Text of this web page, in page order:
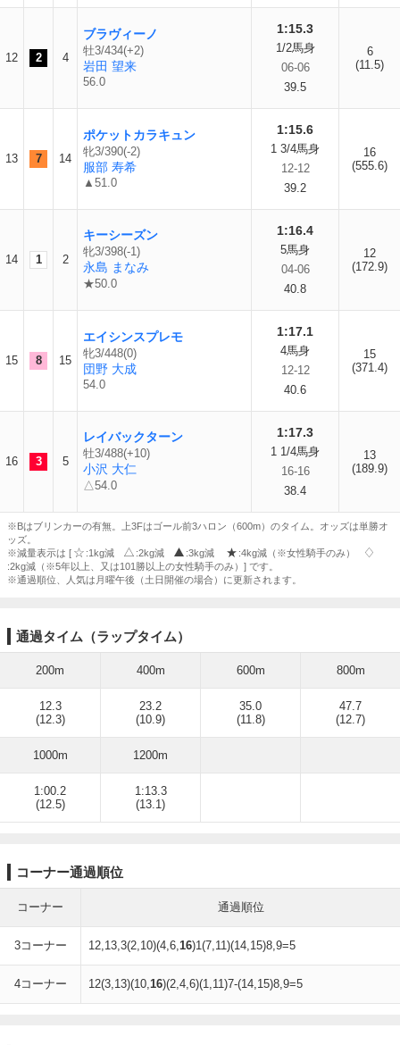
12 2 4
ブラヴィーノ
牡3/434(+2)
岩田 望来
56.0
1:15.3
1/2馬身
06-06
39.5
6
(11.5)
13 7 14
ポケットカラキュン
牝3/390(-2)
服部 寿希
▲51.0
1:15.6
1 3/4馬身
12-12
39.2
16
(555.6)
14 1 2
キーシーズン
牝3/398(-1)
永島 まなみ
★50.0
1:16.4
5馬身
04-06
40.8
12
(172.9)
15 8 15
エイシンスプレモ
牝3/448(0)
団野 大成
54.0
1:17.1
4馬身
12-12
40.6
15
(371.4)
16 3 5
レイバックターン
牡3/488(+10)
小沢 大仁
△54.0
1:17.3
1 1/4馬身
16-16
38.4
13
(189.9)
※Bはブリンカーの有無。上3Fはゴール前3ハロン（600m）のタイム。オッズは単勝オ
ッズ。
※減量表示は [
:1kg減 :2kg減 :3kg減
:4kg減（※女性騎手のみ）
:2kg減（※5年以上、又は101勝以上の女性騎手のみ）] です。
※通過順位、人気は月曜午後（土日開催の場合）に更新されます。
通過タイム（ラップタイム）
200m 400m 600m 800m
12.3
(12.3)
23.2
(10.9)
35.0
(11.8)
47.7
(12.7)
1000m 1200m
1:00.2
(12.5)
1:13.3
(13.1)
コーナー通過順位
コーナー 通過順位
3コーナー 12,13,3(2,10)(4,6,16)1(7,11)(14,15)8,9=5
4コーナー 12(3,13)(10,16)(2,4,6)(1,11)7-(14,15)8,9=5